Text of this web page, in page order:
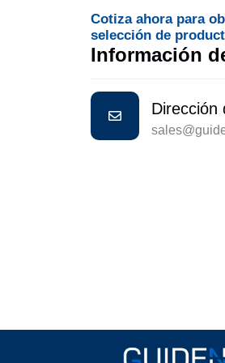
Cotiza ahora para
selección de
Información
Dirección